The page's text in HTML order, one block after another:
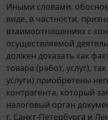
Иными словами,
виде, в частности,
взаимоотношениях с
осуществляемой
должен доказать как
товара (работ, услуг),
услуги) приобретены
контрагента, который
налоговый орган
г. Санкт-Петербурга и